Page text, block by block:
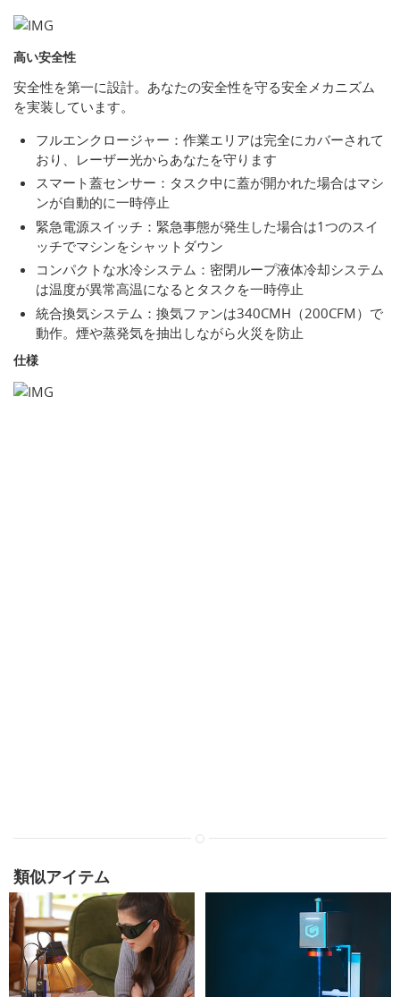
高い安全性
安全性を第一に設計。あなたの安全性を守る安全メカニズム
を実装しています。
フルエンクロージャー：作業エリアは完全にカバーされて
おり、レーザー光からあなたを守ります
スマート蓋センサー：タスク中に蓋が開かれた場合はマシ
ンが自動的に一時停止
緊急電源スイッチ：緊急事態が発生した場合は1つのスイ
ッチでマシンをシャットダウン
コンパクトな水冷システム：密閉ループ液体冷却システム
は温度が異常高温になるとタスクを一時停止
統合換気システム：換気ファンは340CMH（200CFM）で
動作。煙や蒸発気を抽出しながら火災を防止
仕様
類似アイテム